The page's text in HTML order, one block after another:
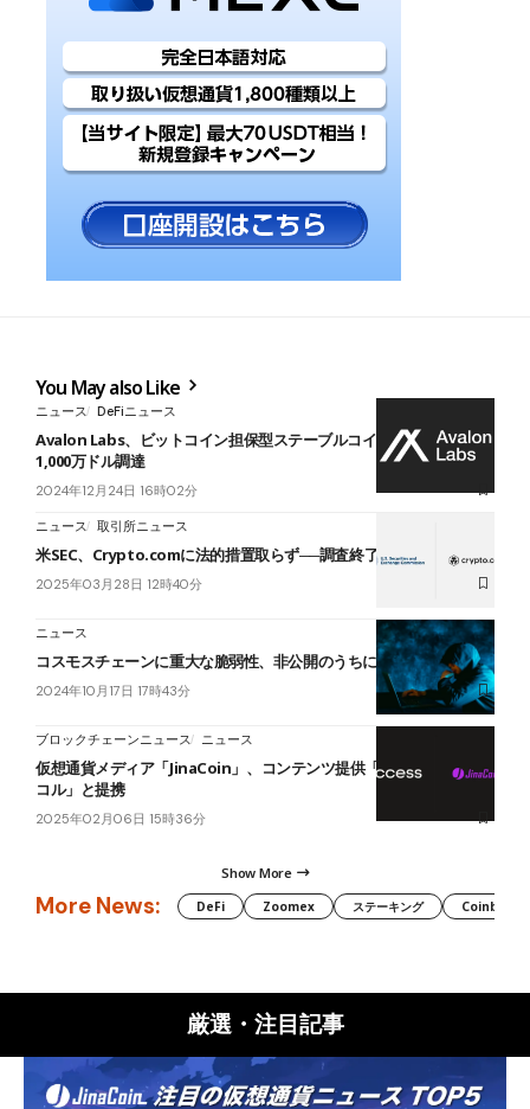
You May also Like
ニュース DeFiニュース
Avalon Labs、ビットコイン担保型ステーブルコイン拡大に向け
1,000万ドル調達
2024年12月24日 16時02分
ニュース 取引所ニュース
米SEC、Crypto.comに法的措置取らず──調査終了で対立に終止符
2025年03月28日 12時40分
ニュース
コスモスチェーンに重大な脆弱性、非公開のうちに修正完了
2024年10月17日 17時43分
ブロックチェーンニュース ニュース
仮想通貨メディア「JinaCoin」、コンテンツ提供「アクセスプロト
コル」と提携
2025年02月06日 15時36分
Show More
More News: DeFi Zoomex ステーキング Coinbase
厳選・注目記事